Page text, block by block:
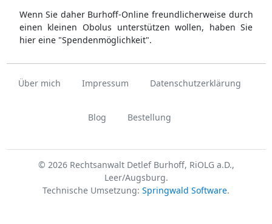
Wenn Sie daher Burhoff-Online freundlicherweise durch
einen kleinen Obolus unterstützen wollen, haben Sie
hier eine "Spendenmöglichkeit".
Über mich Impressum Datenschutzerklärung
Blog Bestellung
© 2026 Rechtsanwalt Detlef Burhoff, RiOLG a.D.,
Leer/Augsburg.
Technische Umsetzung: Springwald Software.